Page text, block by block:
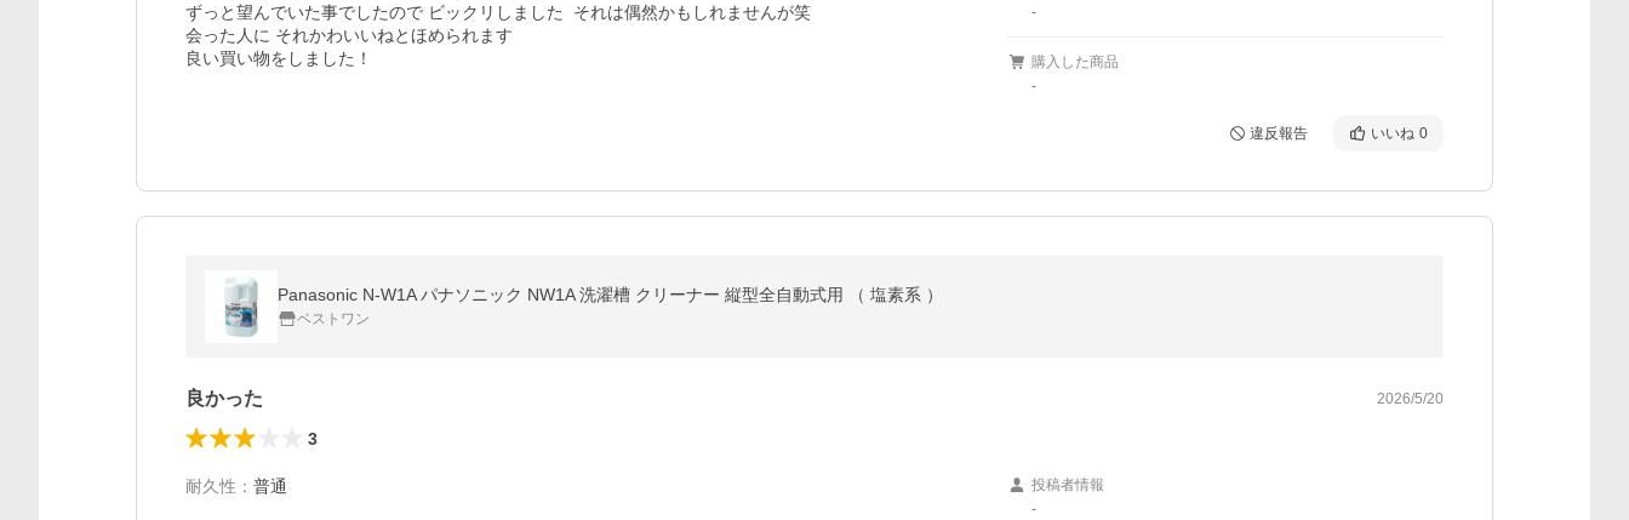
ずっと望んでいた事でしたので ビックリしました  それは偶然かもしれませんが笑
会った人に それかわいいねとほめられます
良い買い物をしました！
-
購入した商品
-
違反報告 いいね 0
Panasonic N-W1A パナソニック NW1A 洗濯槽 クリーナー 縦型全自動式用 （ 塩素系 ）
ベストワン
良かった 2026/5/20
3
耐久性 ： 普通
投稿者情報
-